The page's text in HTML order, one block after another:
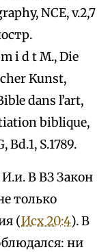
NCE, v.2,7
i d t M., Die
Kunst,
dans l’art,
biblique,
Bd.1, S.1789.
В ВЗ Закон
только
(Исх 20:4). В
ни